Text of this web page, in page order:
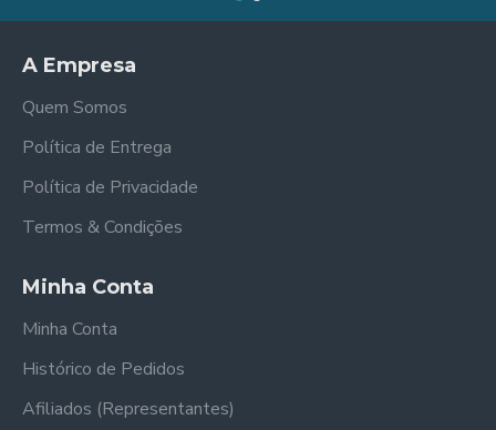
A Empresa
Quem Somos
Política de Entrega
Política de Privacidade
Termos & Condições
Minha Conta
Minha Conta
Histórico de Pedidos
Afiliados (Representantes)